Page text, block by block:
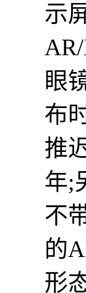
示
眼
布
推
年;
不
的
形